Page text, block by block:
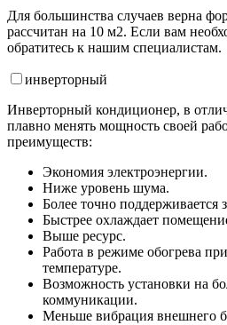
Для большинства случаев верна
рассчитан на 10 м2. Если вам
обратитесь к нашим специалистам.
инверторный
Инверторный кондиционер, в
плавно менять мощность своей
преимуществ:
Экономия электроэнергии.
Ниже уровень шума.
Более точно поддерживается
Быстрее охлаждает
Выше ресурс.
Работа в режиме обогрева
температуре.
Возможность установки на
коммуникации.
Меньше вибрация внешнего